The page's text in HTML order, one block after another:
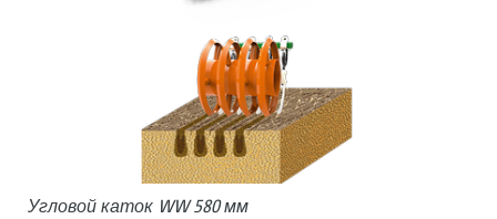
Угловой каток WW 580 мм